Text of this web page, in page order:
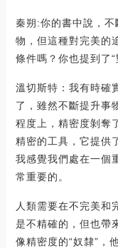
秦朔:你的書中說，
物，但這種對完美的
條件嗎？你也提到了
溫切斯特：我有時確
了，雖然不斷提升事
程度上，精密度剝奪
精密的工具，它提供
我感覺我們處在一個
常重要的。
人類需要在不完美和
是不精確的，但也帶
像精密度的“奴隸”，